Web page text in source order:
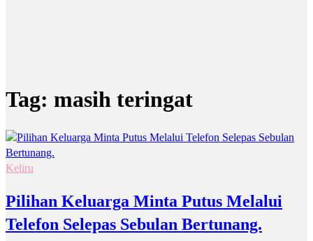
Tag: masih teringat
Keliru
Pilihan Keluarga Minta Putus Melalui
Telefon Selepas Sebulan Bertunang.